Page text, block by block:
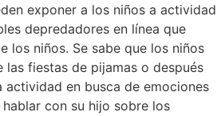
exponer a los niños a actividad
depredadores en línea que
los niños. Se sabe que los niños
las fiestas de pijamas o después
actividad en busca de emociones
con su hijo sobre los